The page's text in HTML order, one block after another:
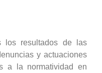
los resultados de las
y actuaciones
a la normatividad en